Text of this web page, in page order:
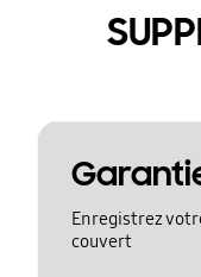
Enregistrez
couvert